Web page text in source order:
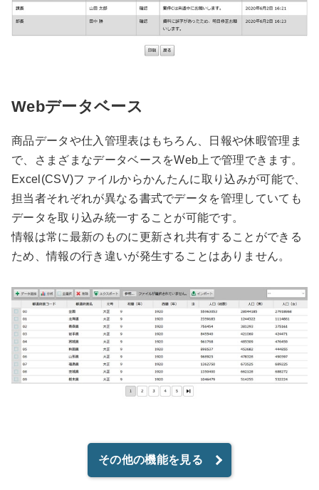
Webデータベース
商品データや仕入管理表はもちろん、日報や休暇管理ま
で、さまざまなデータベースをWeb上で管理できます。
Excel(CSV)ファイルからかんたんに取り込みが可能で、
担当者それぞれが異なる書式でデータを管理していても
データを取り込み統一することが可能です。
情報は常に最新のものに更新され共有することができる
ため、情報の行き違いが発生することはありません。
その他の機能を見る